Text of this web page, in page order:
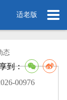
适老版
态
到：
00976